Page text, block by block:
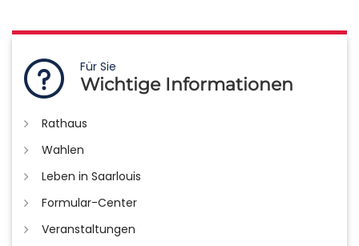
Für Sie
Wichtige Informationen
Rathaus
Wahlen
Leben in Saarlouis
Formular-Center
Veranstaltungen